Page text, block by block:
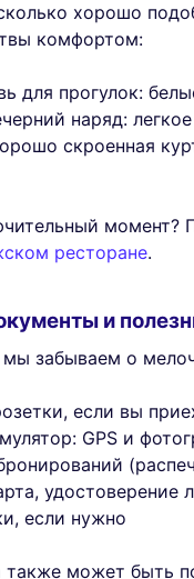
хорошо
комфортом:
для прогулок:
наряд:
скроенная
момент?
ресторане.
и
забываем о
если вы
GPS и
удостоверение
если нужно
может быть